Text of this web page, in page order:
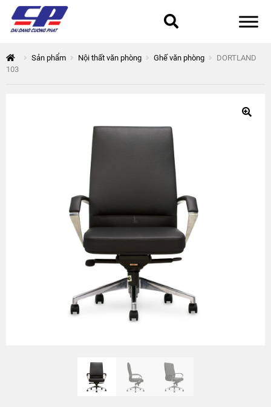
Chính sách bảo mật
Giới thiệu
Hòa Phát
Sản phẩm
The City
Sản phẩm Nội thất văn phòng Ghế văn phòng
DORTLAND
103